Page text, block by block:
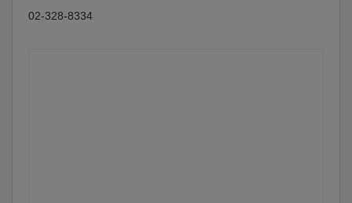
02-328-8334